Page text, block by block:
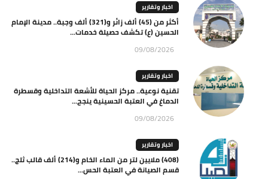
اخبار وتقارير
أكثر من (45) ألف زائر و(321) ألف وجبة.. مدينة الإمام
الحسين (ع) تكشف حصيلة خدمات...
09/08/2026
اخبار وتقارير
تقنية نوعية.. مركز الحياة للأشعة التداخلية وقسطرة
الدماغ في العتبة الحسينية ينجح...
09/08/2026
اخبار وتقارير
(408) ملايين لتر من الماء الخام و(214) ألف قالب ثلج..
قسم الصيانة في العتبة الحس...